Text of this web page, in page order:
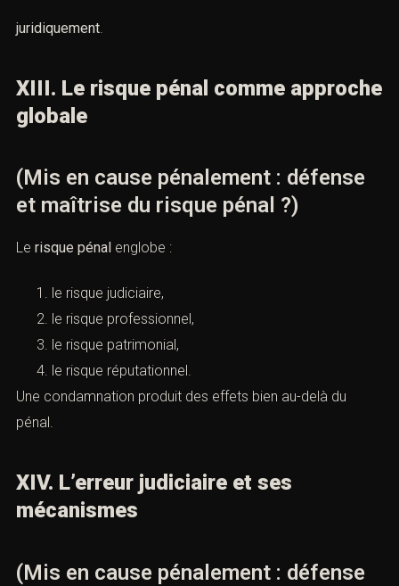
juridiquement
XIII. Le risque pénal comme approche
globale
(Mis en cause pénalement : défense
et maîtrise du risque pénal ?)
Le risque pénal englobe :
le risque judiciaire,
le risque professionnel,
le risque patrimonial,
le risque réputationnel.
Une condamnation produit des effets bien au-delà du
pénal.
XIV. L’erreur judiciaire et ses
mécanismes
(Mis en cause pénalement : défense